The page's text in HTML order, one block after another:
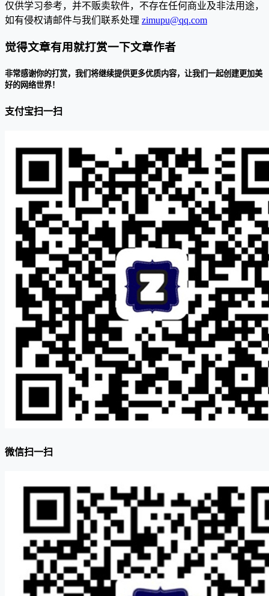
仅供学习参考，并不贩卖软件，不存在任何商业及非法用途，
如有侵权请邮件与我们联系处理 zimupu@qq.com
觉得文章有用就打赏一下文章作者
非常感谢你的打赏，我们将继续提供更多优质内容，让我们一起创建更加美
好的网络世界！
支付宝扫一扫
微信扫一扫